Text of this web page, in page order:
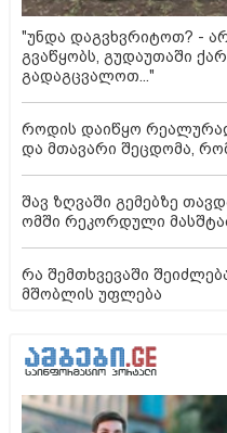
"უნდა დაგვხვრიტოთ? -
გვაწყობს, გუდაუთაში
გადაგცვალოთ..."
როდის დაიწყო
და მთავარი შეცდომა,
შავ ზღვაში გემებზე
ომში რეკორდული
რა შემთხვევაში
მშობლის უფლება